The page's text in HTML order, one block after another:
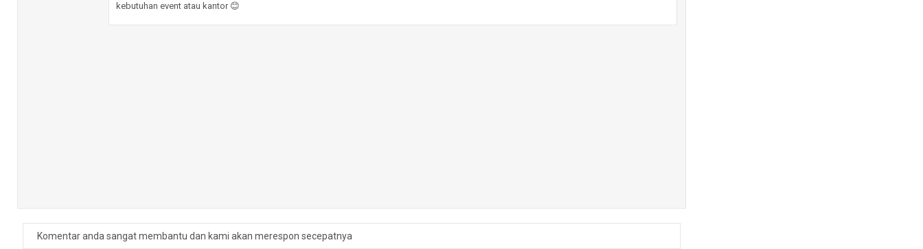
kebutuhan event atau kantor 😊
Balas
Juwi
Komentar anda sangat membantu dan kami akan merespon secepatnya